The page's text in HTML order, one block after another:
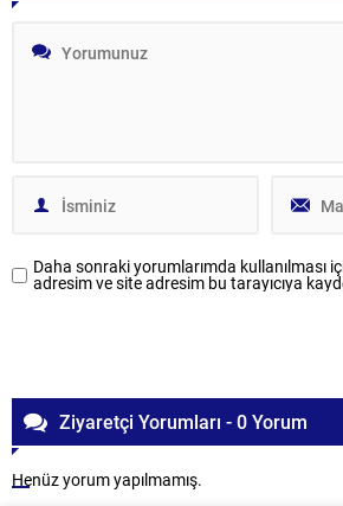
Daha sonraki yorumlarımda kullanılması
adresim ve site adresim bu tarayıcıya
Ziyaretçi Yorumları - 0 Yorum
Henüz yorum yapılmamış.